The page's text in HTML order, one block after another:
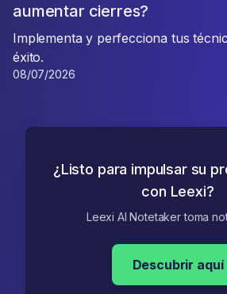
aumentar cierres?
Implementa y perfecciona tus
éxito.
08/07/2026
¿Listo para impulsar su
con Leexi?
Leexi AI Notetaker toma
Descubrir aquí